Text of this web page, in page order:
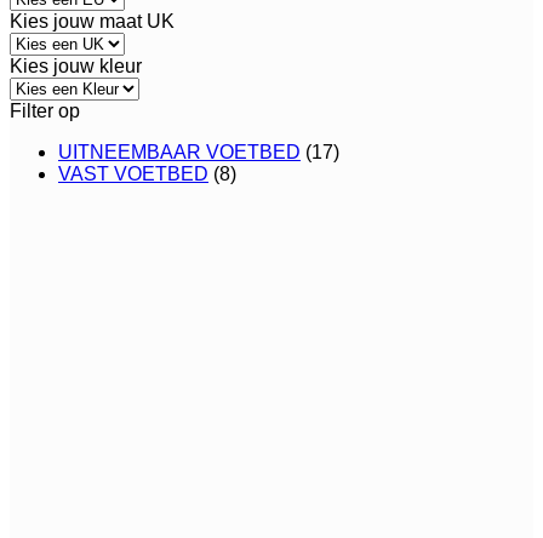
Kies jouw maat UK
Kies jouw kleur
Filter op
UITNEEMBAAR VOETBED (17)
VAST VOETBED (8)